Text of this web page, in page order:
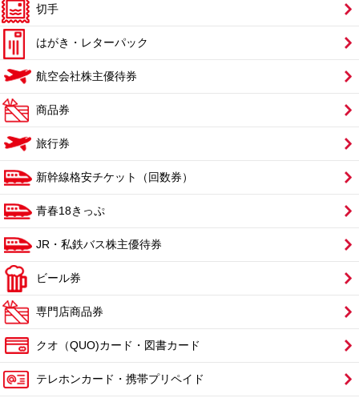
切手
はがき・レターパック
航空会社株主優待券
商品券
旅行券
新幹線格安チケット（回数券）
青春18きっぷ
JR・私鉄バス株主優待券
ビール券
専門店商品券
クオ（QUO)カード・図書カード
テレホンカード・携帯プリペイド